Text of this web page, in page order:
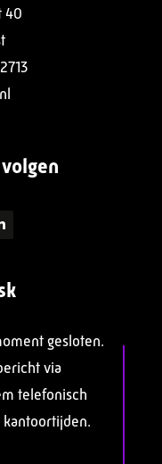
40
gesloten.
via
telefonisch